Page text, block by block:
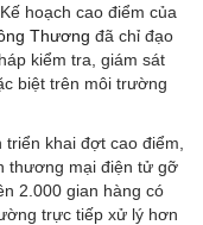
hoạch cao điểm của
Thương đã chỉ đạo
kiểm tra, giám sát
biệt trên môi trường
khai đợt cao điểm,
thương mại điện tử gỡ
2.000 gian hàng có
trực tiếp xử lý hơn